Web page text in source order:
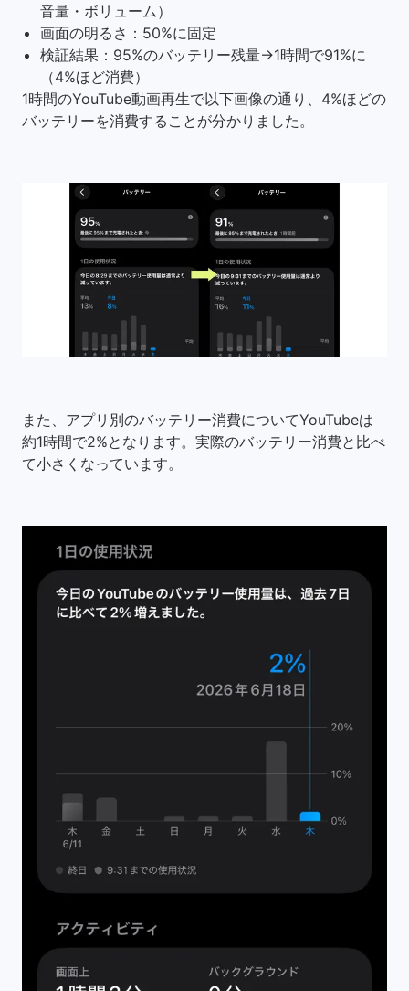
音量・ボリューム）
画面の明るさ：50%に固定
検証結果：95%のバッテリー残量→1時間で91%に
（4%ほど消費）
1時間のYouTube動画再生で以下画像の通り、4%ほどの
バッテリーを消費することが分かりました。
また、アプリ別のバッテリー消費についてYouTubeは
約1時間で2%となります。実際のバッテリー消費と比べ
て小さくなっています。